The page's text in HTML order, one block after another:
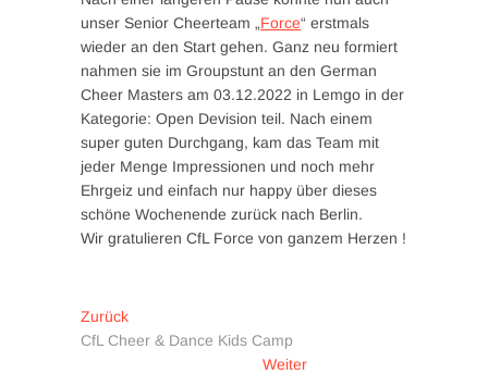
unser Senior Cheerteam „Force“ erstmals
wieder an den Start gehen. Ganz neu formiert
nahmen sie im Groupstunt an den German
Cheer Masters am 03.12.2022 in Lemgo in der
Kategorie: Open Devision teil. Nach einem
super guten Durchgang, kam das Team mit
jeder Menge Impressionen und noch mehr
Ehrgeiz und einfach nur happy über dieses
schöne Wochenende zurück nach Berlin.
Wir gratulieren CfL Force von ganzem Herzen !
Beitragsnavigation
ZurückVorheriger
Beitrag:
CfL Cheer & Dance Kids Camp
WeiterNächster